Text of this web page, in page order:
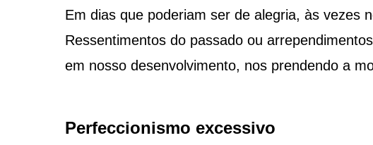
Em dias que poderiam ser de alegria, às vezes
Ressentimentos do passado ou
em nosso desenvolvimento, nos prendendo a
Perfeccionismo excessivo